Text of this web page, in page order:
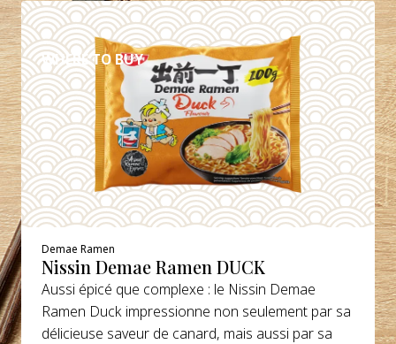
WHERE TO BUY
DÉTAILS
Demae Ramen
Nissin Demae Ramen DUCK
Aussi épicé que complexe : le Nissin Demae
Ramen Duck impressionne non seulement par sa
délicieuse saveur de canard, mais aussi par sa